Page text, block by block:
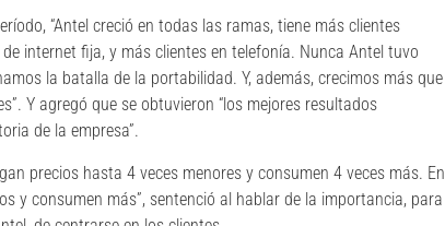
“Antel creció en todas las ramas, tiene más clientes
internet fija, y más clientes en telefonía. Nunca Antel tuvo
la batalla de la portabilidad. Y, además, crecimos más que
Y agregó que se obtuvieron “los mejores resultados
de la empresa”.
precios hasta 4 veces menores y consumen 4 veces más. En
y consumen más”, sentenció al hablar de la importancia, para